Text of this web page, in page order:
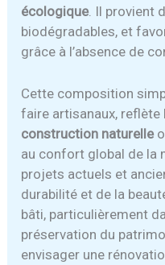
écologique. Il provient
biodégradables, et
grâce à l’absence de
Cette composition
faire artisanaux, reflète
construction naturelle
au confort global de la
projets actuels et
durabilité et de la
bâti, particulièrement
préservation du
envisager une